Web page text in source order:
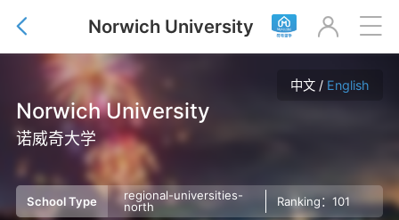
 Norwich University  
中文 / English
Norwich University
诺威奇大学
School Type
regional-universities-
north
Ranking：101